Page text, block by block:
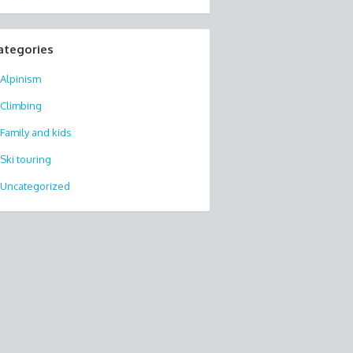
Alpinism
Climbing
Family and kids
Ski touring
Uncategorized